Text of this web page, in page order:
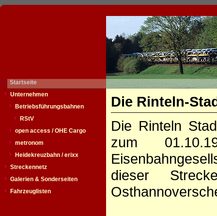
Startseite
Unternehmen
Betriebsführungsbahnen
RStV
open access / OHE Cargo
metronom
Heidekreuzbahn / erixx
Streckennetz
Galerien & Sonderseiten
Fahrzeuglisten
Die Rinteln-
Die Rinteln
zum
dieser